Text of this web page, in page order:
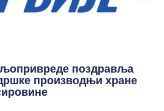
поздравља
производњи хране